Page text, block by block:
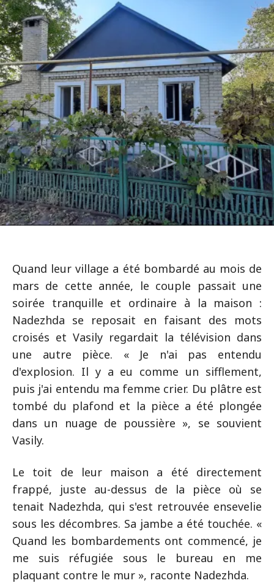
Quand leur village a été bombardé au mois de
mars de cette année, le couple passait une
soirée tranquille et ordinaire à la maison :
Nadezhda se reposait en faisant des mots
croisés et Vasily regardait la télévision dans
une autre pièce. « Je n'ai pas entendu
d'explosion. Il y a eu comme un sifflement,
puis j'ai entendu ma femme crier. Du plâtre est
tombé du plafond et la pièce a été plongée
dans un nuage de poussière », se souvient
Vasily.
Le toit de leur maison a été directement
frappé, juste au-dessus de la pièce où se
tenait Nadezhda, qui s'est retrouvée ensevelie
sous les décombres. Sa jambe a été touchée. «
Quand les bombardements ont commencé, je
me suis réfugiée sous le bureau en me
plaquant contre le mur », raconte Nadezhda.